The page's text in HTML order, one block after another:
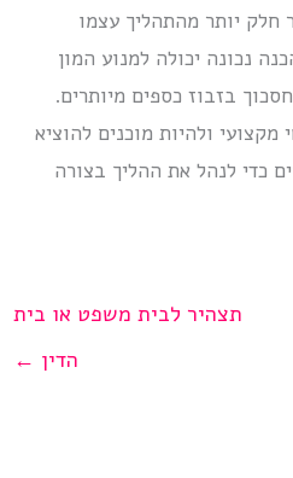
חלק יותר מהתהליך עצמו
נכונה יכולה למנוע המון
בזבוז כספים מיותרים.
ולהיות מוכנים להוציא
כדי לנהל את ההליך בצורה
תצהיר לבית משפט או בית
הדין ←